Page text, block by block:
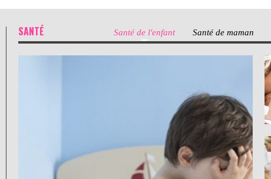
SANTÉ Santé de l'enfant Santé de maman